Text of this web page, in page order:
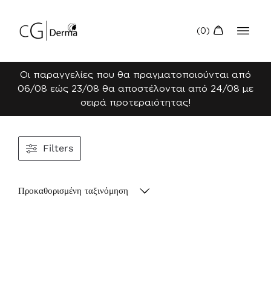
Οι παραγγελίες που θα πραγματοποιούνται από
06/08 εώς 23/08 θα αποστέλονται από 24/08 με
σειρά προτεραιότητας!
Filters